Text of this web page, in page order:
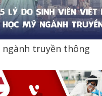
ngành truyền thông